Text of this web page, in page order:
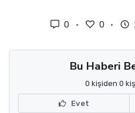
0 0
Bu Haberi
0 kişiden 0
Evet